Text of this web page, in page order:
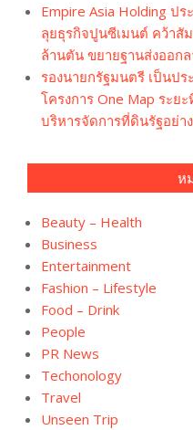
Empire Asia Holding ป
ลุยธุรกิจปูนซีเมนต์ คว้าสั
ล้านตัน ขยายฐานส่งออก
รองนายกรัฐมนตรี เป็นป
โครงการ One Map ระย
บริหารจัดการที่ดินรัฐอย่า
ห
Beauty – Health
Business
Entertainment
Fashion – Lifestyle
Food – Drink
People
PR News
Techonology
Travel
Unseen Trip